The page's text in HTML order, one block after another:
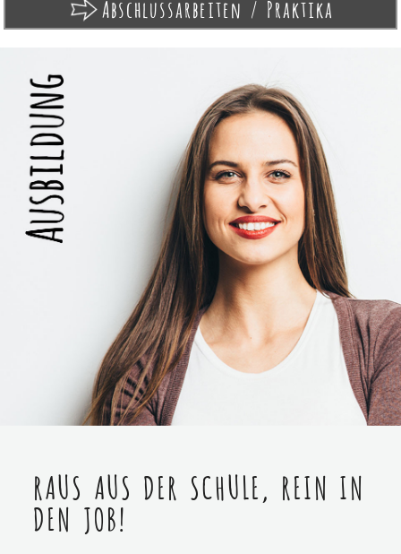
Abschlussarbeiten / Praktika
RAUS AUS DER SCHULE, REIN IN
DEN JOB!